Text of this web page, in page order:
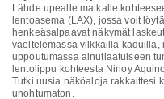
Lähde upealle matkalle
lentoasema (LAX), jossa voit
henkeäsalpaavat näkymät
vaeltelemassa vilkkailla
uppoutumassa ainutlaatuiseen
lentolippu kohteesta Ninoy
Tutki uusia näköaloja rakkaittesi
unohtumaton.